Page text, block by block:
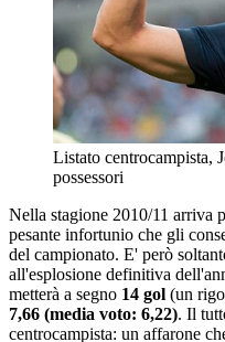
Listato centrocampista,
possessori
Nella stagione 2010/11 arriva
pesante infortunio che gli
del campionato. E' però
all'esplosione definitiva
metterà a segno 14 gol (un
7,66 (media voto: 6,22). Il
centrocampista: un affarone